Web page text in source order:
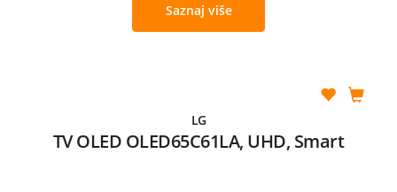
Saznaj više
LG
TV OLED OLED65C61LA, UHD, Smart